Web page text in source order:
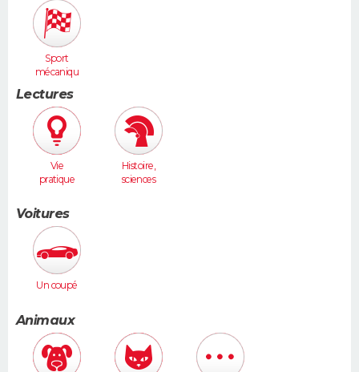
Sport
mécaniqu
Lectures
Vie
pratique
Histoire,
sciences
Voitures
Un coupé
Animaux